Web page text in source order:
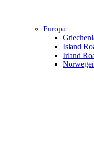
Europa
Island
Irland